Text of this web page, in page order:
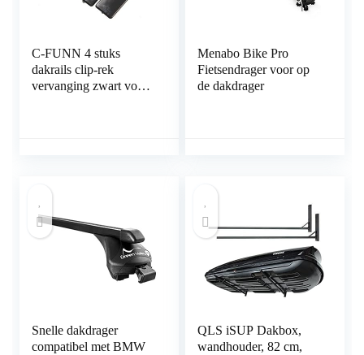
C-FUNN 4 stuks
dakrails clip-rek
vervanging zwart voor
Menabo Bike Pro
Fietsendrager voor op
de dakdrager
Snelle dakdrager
compatibel met BMW
QLS iSUP Dakbox,
wandhouder, 82 cm,